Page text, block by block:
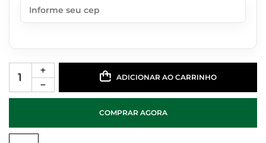
ADICIONAR AO CARRINHO
COMPRAR AGORA